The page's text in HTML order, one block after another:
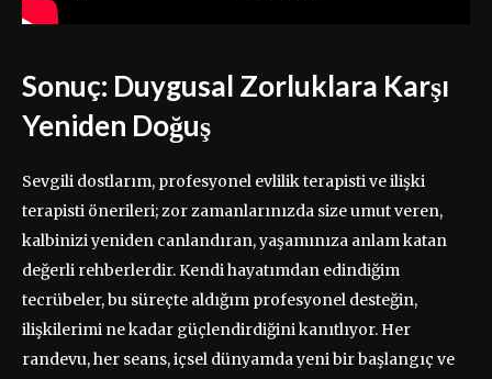
Sonuç: Duygusal Zorluklara Karşı
Yeniden Doğuş
Sevgili dostlarım, profesyonel evlilik terapisti ve ilişki
terapisti önerileri; zor zamanlarınızda size umut veren,
kalbinizi yeniden canlandıran, yaşamınıza anlam katan
değerli rehberlerdir. Kendi hayatımdan edindiğim
tecrübeler, bu süreçte aldığım profesyonel desteğin,
ilişkilerimi ne kadar güçlendirdiğini kanıtlıyor. Her
randevu, her seans, içsel dünyamda yeni bir başlangıç ve